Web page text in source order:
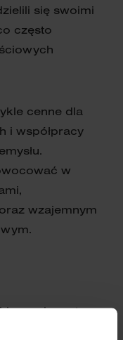
się swoimi
często
cenne dla
i współpracy
w
wzajemnym
prelegentom
za